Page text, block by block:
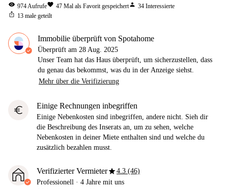
visibility 974Aufrufefavorite 47 Mal als Favorit gespeichertperson 34 Interessierte
ios_share 13 male geteilt
Immobilie überprüft von Spotahome
Überprüft am 28 Aug. 2025
Unser Team hat das Haus überprüft, um sicherzustellen, dass
du genau das bekommst, was du in der Anzeige siehst.
Mehr über die Verifizierung
euro Einige Rechnungen inbegriffen
Einige Nebenkosten sind inbegriffen, andere nicht. Sieh dir
die Beschreibung des Inserats an, um zu sehen, welche
Nebenkosten in deiner Miete enthalten sind und welche du
zusätzlich bezahlen musst.
Verifizierter Vermieterstar4.3 (46)
Professionell · 4 Jahre mit uns